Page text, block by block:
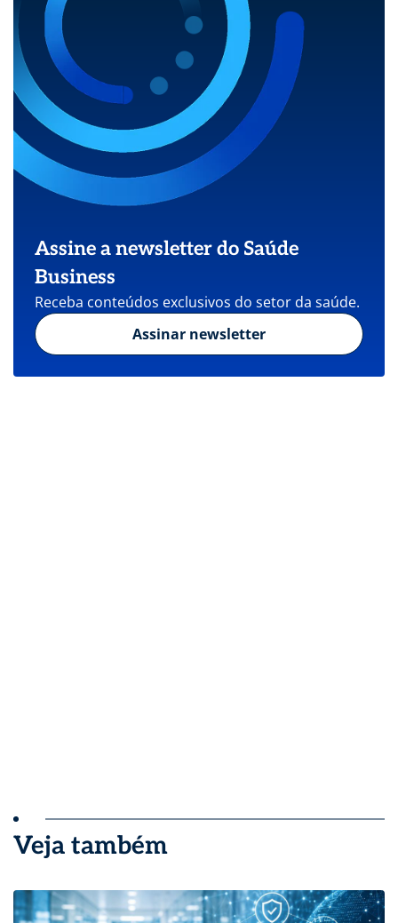
Assine a newsletter do Saúde
Business
Receba conteúdos exclusivos do setor da saúde.
Assinar newsletter
Veja também